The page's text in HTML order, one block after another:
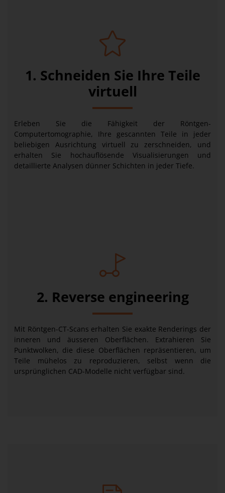
1. Schneiden Sie Ihre Teile
virtuell
Erleben Sie die Fähigkeit der Röntgen-
Computertomographie, Ihre gescannten Teile in jeder
beliebigen Ausrichtung virtuell zu zerschneiden, und
erhalten Sie hochauflösende Visualisierungen und
detaillierte Analysen dünner Schichten in jeder Tiefe.
2. Reverse engineering
Mit Röntgen-CT-Scans erhalten Sie exakte Renderings der
inneren und äusseren Oberflächen. Extrahieren Sie
Punktwolken, die diese Oberflächen repräsentieren, um
Teile mühelos zu reproduzieren, selbst wenn die
ursprünglichen CAD-Modelle nicht verfügbar sind.